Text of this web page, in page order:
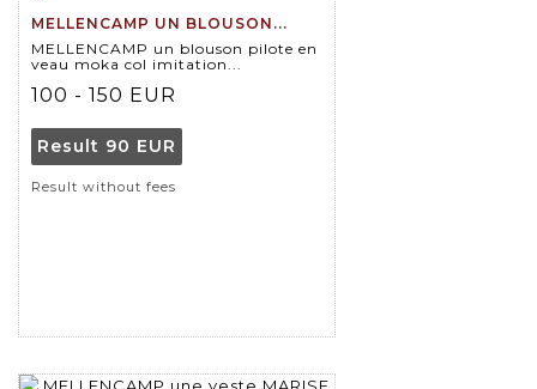
MELLENCAMP UN BLOUSON...
MELLENCAMP un blouson pilote en
veau moka col imitation...
100 - 150 EUR
Result 90 EUR
Result without fees